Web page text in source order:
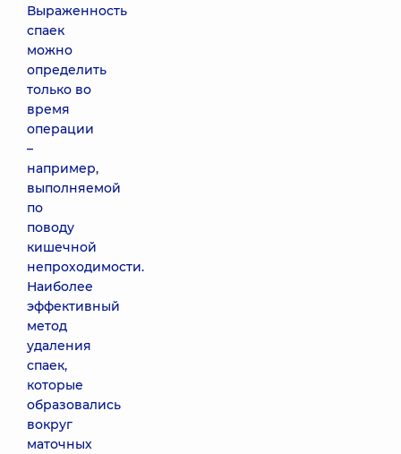
Выраженность
спаек
можно
определить
только во
время
операции
–
например,
выполняемой
по
поводу
кишечной
непроходимости.
Наиболее
эффективный
метод
удаления
спаек,
которые
образовались
вокруг
маточных